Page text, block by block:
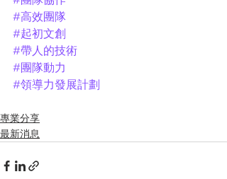
#高效團隊
#起初文創
#帶人的技術
#團隊動力
#領導力發展計劃
專業分享
最新消息